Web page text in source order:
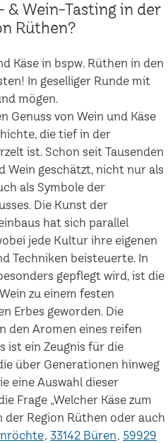
& Wein-Tasting in der
Rüthen?
Käse in bspw. Rüthen in den
In geselliger Runde mit
mögen.
Genuss von Wein und Käse
die tief in der
ist. Schon seit Tausenden
Wein geschätzt, nicht nur als
als Symbole der
Die Kunst der
hat sich parallel
jede Kultur ihre eigenen
Techniken beisteuerte. In
gepflegt wird, ist die
zu einem festen
Erbes geworden. Die
den Aromen eines reifen
ist ein Zeugnis für die
über Generationen hinweg
eine Auswahl dieser
Frage „Welcher Käse zum
der Region Rüthen oder auch
33142 Büren 59929